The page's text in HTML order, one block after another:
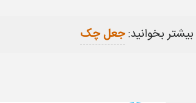
بیشتر بخوانید:جعل چک